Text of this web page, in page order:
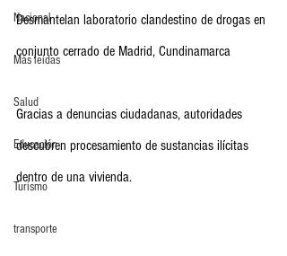
Nacional
Más leídas
Salud
Educación
Turismo
transporte
Desmantelan laboratorio clandestino de drogas en
conjunto cerrado de Madrid, Cundinamarca
Gracias a denuncias ciudadanas, autoridades
descubren procesamiento de sustancias ilícitas
dentro de una vivienda.